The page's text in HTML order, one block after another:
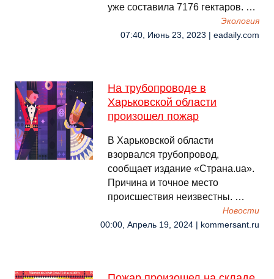
уже составила 7176 гектаров. …
Экология
07:40, Июнь 23, 2023 | eadaily.com
На трубопроводе в
Харьковской области
произошел пожар
В Харьковской области
взорвался трубопровод,
сообщает издание «Страна.ua».
Причина и точное место
происшествия неизвестны. …
Новости
00:00, Апрель 19, 2024 | kommersant.ru